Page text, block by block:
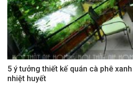
5 ý tưởng thiết kế quán cà phê
nhiệt huyết